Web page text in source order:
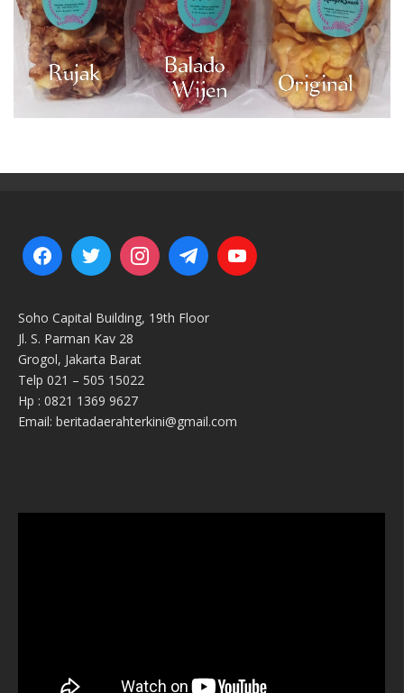
Soho Capital Building, 19th Floor
Jl. S. Parman Kav 28
Grogol, Jakarta Barat
Telp 021 – 505 15022
Hp : 0821 1369 9627
Email: beritadaerahterkini@gmail.com